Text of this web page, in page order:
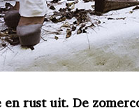
en rust uit. De